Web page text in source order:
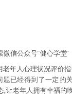
微信公众号“健心学堂
年人心理状况评价
已经得到了一定的
让老年人拥有幸福的